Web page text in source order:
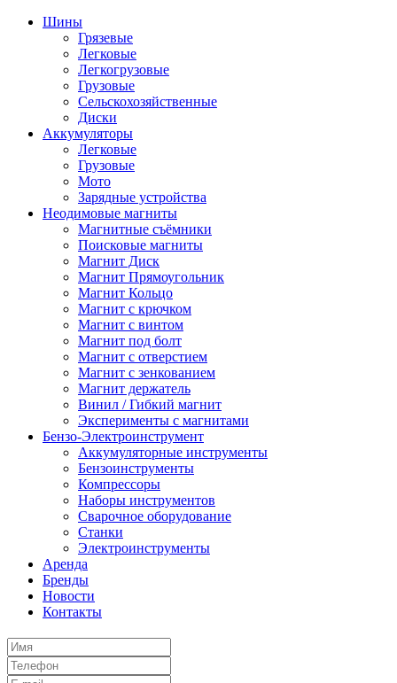
Шины
Грязевые
Легковые
Легкогрузовые
Грузовые
Сельскохозяйственные
Диски
Аккумуляторы
Легковые
Грузовые
Мото
Зарядные устройства
Неодимовые магниты
Магнитные съёмники
Поисковые магниты
Магнит Диск
Магнит Пря­мо­уголь­ник
Магнит Кольцо
Магнит с крючком
Магнит с винтом
Магнит под болт
Магнит с отверстием
Магнит с зенкованием
Магнит держатель
Винил / Гибкий магнит
Эксперименты с магнитами
Бензо-Электроинструмент
Аккумуляторные инструменты
Бензоинструменты
Компрессоры
Наборы инструментов
Сварочное оборудование
Станки
Электроинструменты
Аренда
Бренды
Новости
Контакты